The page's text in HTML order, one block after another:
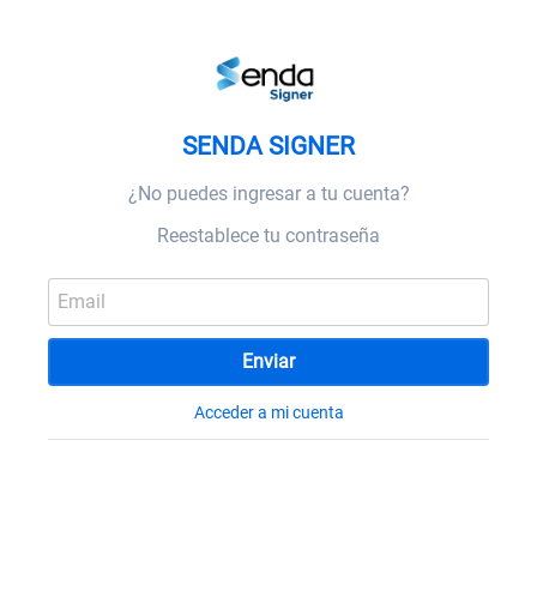
SENDA SIGNER
¿No puedes ingresar a tu cuenta?
Reestablece tu contraseña
Acceder a mi cuenta